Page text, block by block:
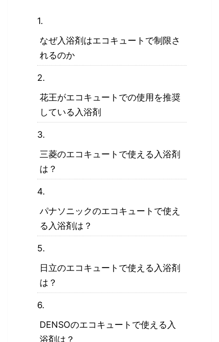
なぜ入浴剤はエコキュートで制限さ
れるのか
花王がエコキュートでの使用を推奨
している入浴剤
三菱のエコキュートで使える入浴剤
は？
パナソニックのエコキュートで使え
る入浴剤は？
日立のエコキュートで使える入浴剤
は？
DENSOのエコキュートで使える入
浴剤は？